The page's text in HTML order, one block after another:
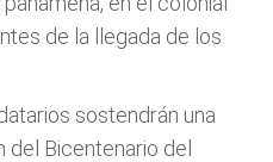
de la llegada de los
sostendrán una
del Bicentenario del